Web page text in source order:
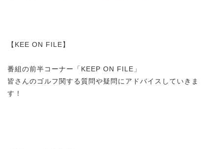
【KEE ON FILE】
番組の前半コーナー「KEEP ON FILE」
皆さんのゴルフ関する質問や疑問にアドバイスしていきま
す！